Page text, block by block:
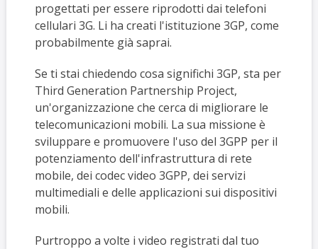
progettati per essere riprodotti dai telefoni
cellulari 3G. Li ha creati l'istituzione 3GP, come
probabilmente già saprai.
Se ti stai chiedendo cosa significhi 3GP, sta per
Third Generation Partnership Project,
un'organizzazione che cerca di migliorare le
telecomunicazioni mobili. La sua missione è
sviluppare e promuovere l'uso del 3GPP per il
potenziamento dell'infrastruttura di rete
mobile, dei codec video 3GPP, dei servizi
multimediali e delle applicazioni sui dispositivi
mobili.
Purtroppo a volte i video registrati dal tuo